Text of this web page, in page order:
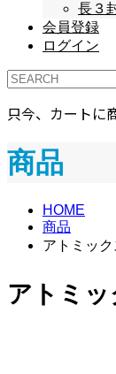
長３
会員登録
ログイン
只今、カートに
商品
HOME
商品
アトミッ
アトミ